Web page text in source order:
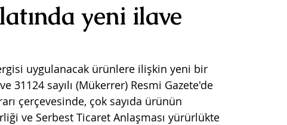
yeni ilave
uygulanacak ürünlere ilişkin yeni bir
31124 sayılı (Mükerrer) Resmi Gazete'de
çerçevesinde, çok sayıda ürünün
ve Serbest Ticaret Anlaşması yürürlükte